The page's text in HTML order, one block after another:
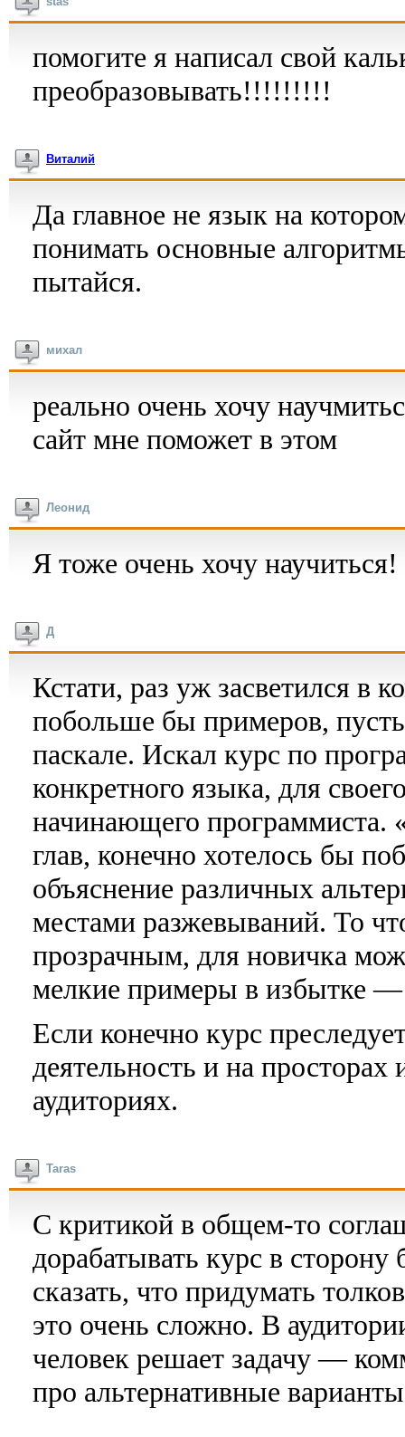
помогите я написал свой
преобразовывать!!!!!!!!!
Виталий
Да главное не язык на
понимать основные
пытайся.
михал
реально очень хочу
сайт мне поможет в этом
Леонид
Я тоже очень хочу
Д
Кстати, раз уж засветился в
побольше бы примеров,
паскале. Искал курс по
конкретного языка, для
начинающего программиста.
глав, конечно хотелось бы
объяснение различных
местами разжевываний. То
прозрачным, для новичка
мелкие примеры в избытке —
Если конечно курс
деятельность и на
аудиториях.
Taras
С критикой в общем-то
дорабатывать курс в
сказать, что придумать
это очень сложно. В
человек решает задачу —
про альтернативные